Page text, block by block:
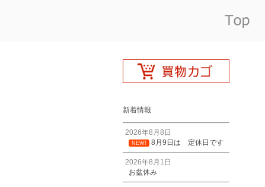
新着情報
2026年8月8日
NEW! 8月9日は 定休日です
2026年8月1日
お盆休み